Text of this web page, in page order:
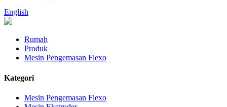
English
Rumah
Produk
Mesin Pengemasan Flexo
Kategori
Mesin Pengemasan Flexo